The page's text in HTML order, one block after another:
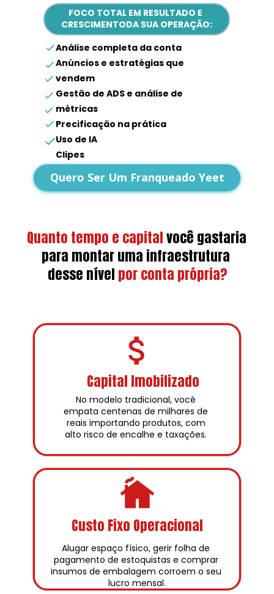
FOCO TOTAL EM RESULTADO E
CRESCIMENTODA SUA OPERAÇÃO:
Análise completa da conta
Anúncios e estratégias que
vendem
Gestão de ADS e análise de
métricas
Precificação na prática
Uso de IA
Clipes
Quero Ser Um Franqueado Yeet
Quanto tempo e capitalvocê gastaria
para montar uma infraestrutura
desse nível por conta própria?
Capital Imobilizado
Custo Fixo Operacional
No modelo tradicional, você
empata centenas de milhares de
reais importando produtos, com
alto risco de encalhe e taxações.
Alugar espaço físico, gerir folha de
pagamento de estoquistas e comprar
insumos de embalagem corroem o seu
lucro mensal.